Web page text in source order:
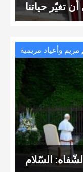
تغيّر حياتنا
, مريم وأعياد مريمية
السّلام